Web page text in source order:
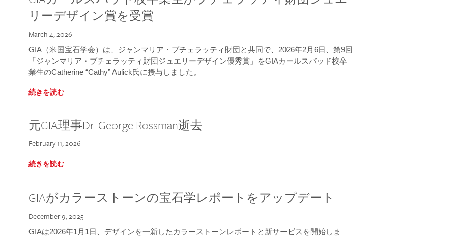
リーデザイン賞を受賞
March 4, 2026
GIA（米国宝石学会）は、ジャンマリア・ブチェラッティ財団と共同で、2026年2月6日、第9回
「ジャンマリア・ブチェラッティ財団ジュエリーデザイン優秀賞」をGIAカールスバッド校卒
業生のCatherine “Cathy” Aulick氏に授与しました。
続きを読む
元GIA理事Dr. George Rossman逝去
February 11, 2026
続きを読む
GIAがカラーストーンの宝石学レポートをアップデート
December 9, 2025
GIAは2026年1月1日、デザインを一新したカラーストーンレポートと新サービスを開始しま